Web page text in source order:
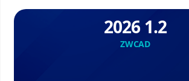
2026 1.2
ZWCAD